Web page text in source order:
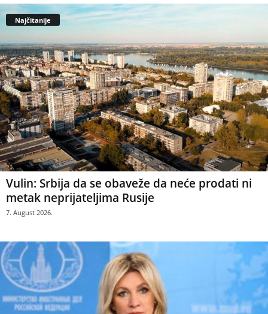
Najčitanije
Vulin: Srbija da se obaveže da neće prodati ni
metak neprijateljima Rusije
7. August 2026.